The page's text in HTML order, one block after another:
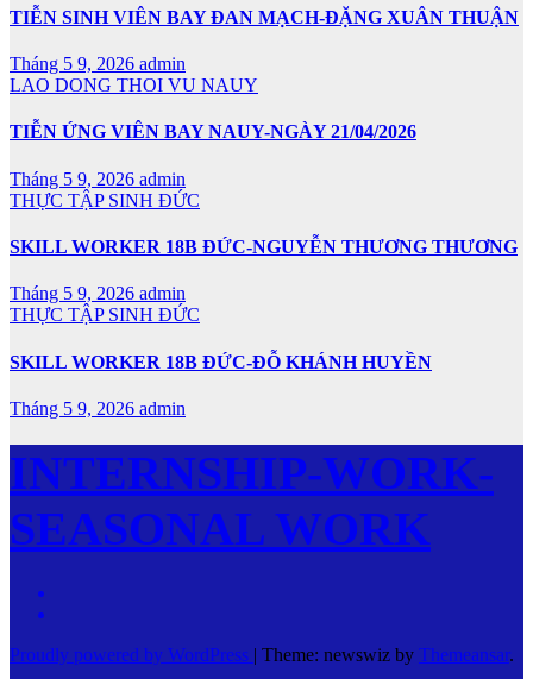
TIỄN SINH VIÊN BAY ĐAN MẠCH-ĐẶNG XUÂN THUẬN
Tháng 5 9, 2026 admin
LAO DONG THOI VU NAUY
TIỄN ỨNG VIÊN BAY NAUY-NGÀY 21/04/2026
Tháng 5 9, 2026 admin
THỰC TẬP SINH ĐỨC
SKILL WORKER 18B ĐỨC-NGUYỄN THƯƠNG THƯƠNG
Tháng 5 9, 2026 admin
THỰC TẬP SINH ĐỨC
SKILL WORKER 18B ĐỨC-ĐỖ KHÁNH HUYỀN
Tháng 5 9, 2026 admin
INTERNSHIP-WORK-
SEASONAL WORK
Proudly powered by WordPress | Theme: newswiz by Themeansar.